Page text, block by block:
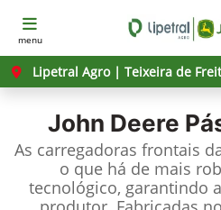
menu
Lipetral Agro | Teixeira de
John Deere
As carregadoras frontais
o que há de mais
tecnológico, garantindo